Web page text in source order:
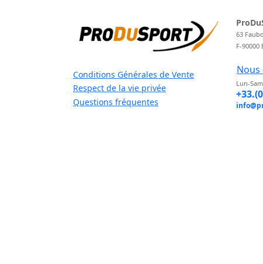
Conditions Générales de Vente
Respect de la vie privée
Questions fréquentes
63
F-90000
Lun-